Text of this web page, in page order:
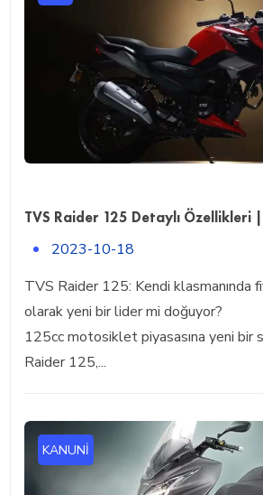
TVS Raider 125 Detaylı Özellikleri
2023-10-18
TVS Raider 125: Kendi klasmanında
olarak yeni bir lider mi doğuyor?
125cc motosiklet piyasasına yeni bir
Raider 125,...
KANUNI